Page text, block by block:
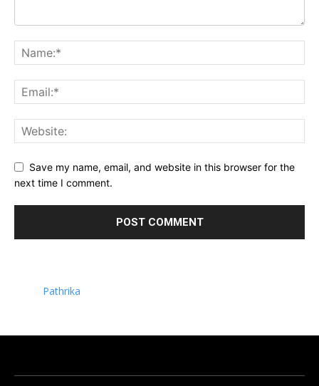
Save my name, email, and website in this browser for the
next time I comment.
Pathrika